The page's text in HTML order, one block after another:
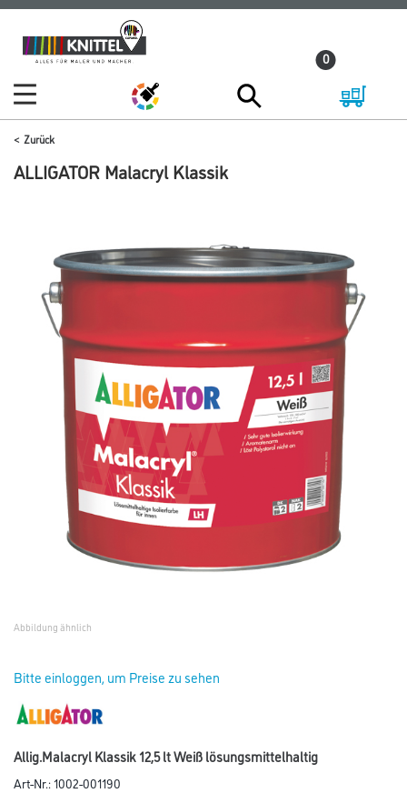
Zum
Inhalt
Zum
Navigationsmenü
0
Zurück
ALLIGATOR Malacryl Klassik
Abbildung ähnlich
Bitte einloggen, um Preise zu sehen
Allig.Malacryl Klassik 12,5 lt Weiß lösungsmittelhaltig
Art-Nr.:1002-001190